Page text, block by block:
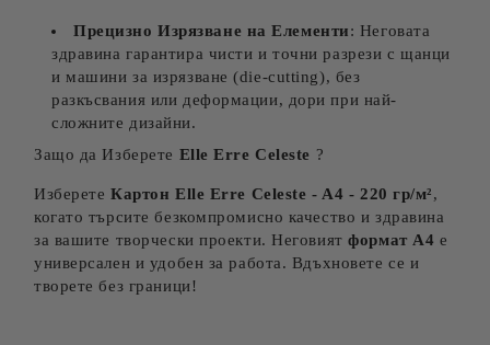
Прецизно Изрязване на Елементи: Неговата
здравина гарантира чисти и точни разрези с щанци
и машини за изрязване (die-cutting), без
разкъсвания или деформации, дори при най-
сложните дизайни.
Защо да Изберете Elle Erre Celeste ?
ИзберетеКартон Elle Erre Celeste - A4 - 220 гр/м²,
когато търсите безкомпромисно качество и здравина
за вашите творчески проекти. Неговиятформат А4 е
универсален и удобен за работа. Вдъхновете се и
творете без граници!